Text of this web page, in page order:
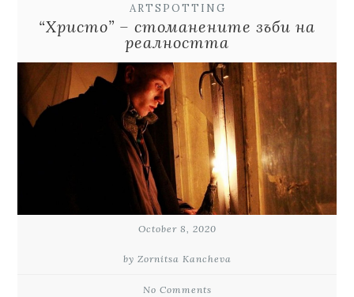
ARTSPOTTING
“Христо” – стоманените зъби на
реалността
October 8, 2020
by Zornitsa Kancheva
No Comments